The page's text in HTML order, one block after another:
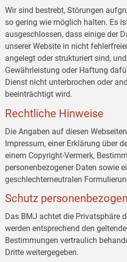
Wir sind bestrebt, Störungen
so gering wie möglich halten. Es
ausgeschlossen, dass einige der
unserer Website in nicht
angelegt oder strukturiert sind,
Gewährleistung oder Haftung
Dienst nicht unterbrochen oder
beeinträchtigt wird.
Rechtliche Hinweise
Die Angaben auf diesen
Impressum, einer Erklärung über
einem Copyright-Vermerk,
personenbezogener Daten sowie
geschlechterneutralen
Schutz
Das BMJ achtet die Privatsphäre
werden entsprechend den
Bestimmungen vertraulich
Dritte weitergegeben.